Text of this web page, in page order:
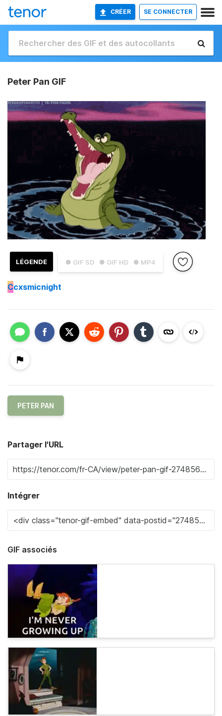
CRÉER SE CONNECTER
Peter Pan GIF
● GIF SD ● GIF HD ● MP4
LÉGENDE
Ccxsmicnight
PETER PAN
Partager l'URL
Intégrer
GIF associés